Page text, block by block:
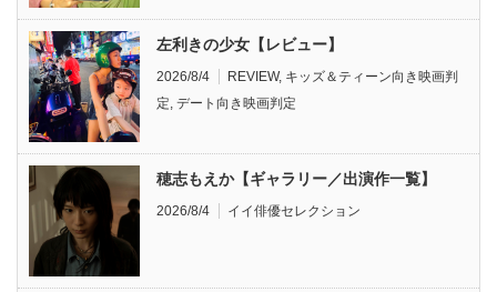
左利きの少女【レビュー】
2026/8/4 REVIEW, キッズ＆ティーン向き映画判
定, デート向き映画判定
穂志もえか【ギャラリー／出演作一覧】
2026/8/4 イイ俳優セレクション